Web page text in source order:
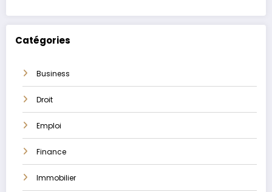
Catégories
Business
Droit
Emploi
Finance
Immobilier